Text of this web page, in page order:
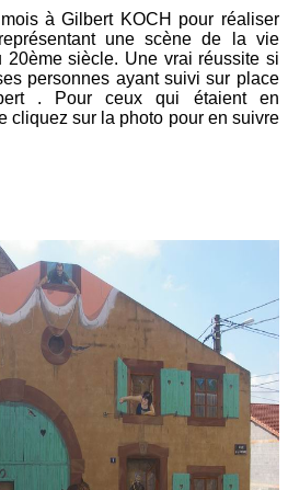
à Gilbert KOCH pour réaliser
une scène de la vie
20ème siècle. Une vrai réussite si
personnes ayant suivi sur place
. Pour ceux qui étaient en
cliquez sur la photo pour en suivre